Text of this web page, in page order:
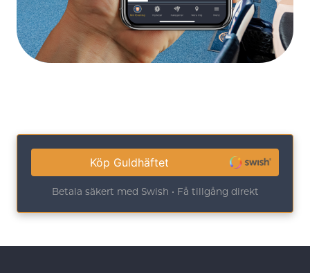
Köp Guldhäftet
Betala säkert med Swish • Få tillgång direkt